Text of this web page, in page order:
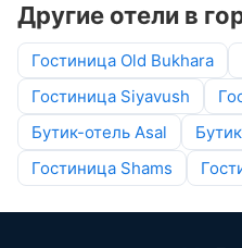
Другие отели в
Гостиница Old Bukhara
Гостиница Siyavush
Бутик-отель Asal
Гостиница Shams